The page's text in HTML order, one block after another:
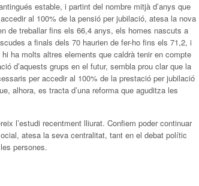
estable, i partint del nombre mitjà d’anys que
al 100% de la pensió per jubilació, atesa la nova
de treballar fins els 66,4 anys, els homes nascuts a
a finals dels 70 haurien de fer-ho fins els 71,2, i
ha molts altres elements que caldrà tenir en compte
d’aquests grups en el futur, sembla prou clar que la
per accedir al 100% de la prestació per jubilació
alhora, es tracta d’una reforma que aguditza les
l’estudi recentment lliurat. Confiem poder continuar
atesa la seva centralitat, tant en el debat polític
persones.